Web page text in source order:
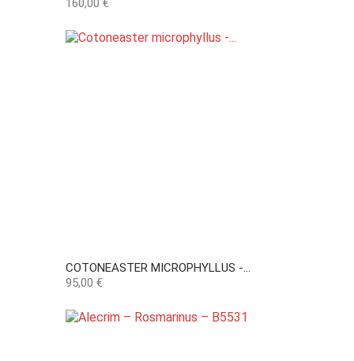
160,00 €
COTONEASTER MICROPHYLLUS -...
Preço
95,00 €